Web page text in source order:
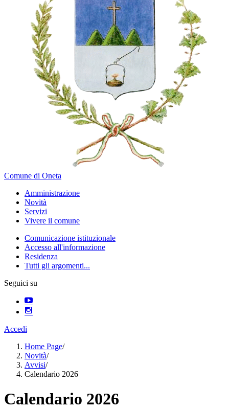
Comune di Oneta
Amministrazione
Novità
Servizi
Vivere il comune
Comunicazione istituzionale
Accesso all'informazione
Residenza
Tutti gli argomenti...
Seguici su
Accedi
Home Page/
Novità/
Avvisi/
Calendario 2026
Calendario 2026